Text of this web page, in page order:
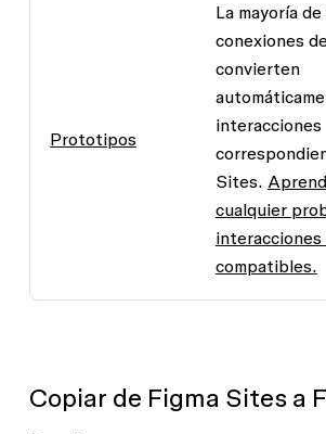
Prototipos
La mayoría de
conexiones
convierten
interacciones
Sites.
cualquier
interacciones
compatibles.
Copiar de Figma Sites a